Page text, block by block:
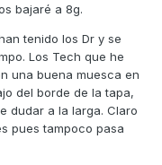
bajaré a 8g.
tenido los Dr y se
Los Tech que he
una buena muesca en
del borde de la tapa,
dudar a la larga. Claro
pues tampoco pasa